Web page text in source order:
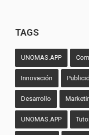
TAGS
UNOMAS.APP
Innovación
Desarrollo
UNOMAS.APP